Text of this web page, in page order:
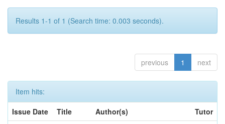
Results 1-1 of 1 (Search time: 0.003 seconds).
previous 1 next
Item hits:
Issue Date
Title Author(s)
Tutor